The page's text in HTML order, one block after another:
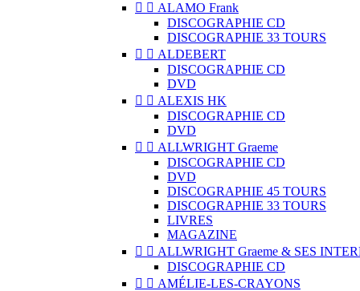
  ALAMO Frank
DISCOGRAPHIE CD
DISCOGRAPHIE 33 TOURS
  ALDEBERT
DISCOGRAPHIE CD
DVD
  ALEXIS HK
DISCOGRAPHIE CD
DVD
  ALLWRIGHT Graeme
DISCOGRAPHIE CD
DVD
DISCOGRAPHIE 45 TOURS
DISCOGRAPHIE 33 TOURS
LIVRES
MAGAZINE
  ALLWRIGHT Graeme & SES
DISCOGRAPHIE CD
  AMÉLIE-LES-CRAYONS